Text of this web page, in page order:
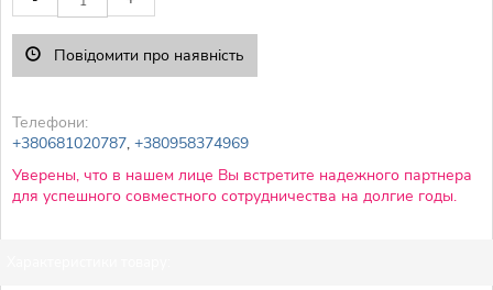
Повідомити про наявність
Телефони:
+380681020787, +380958374969
Уверены, что в нашем лице Вы встретите надежного партнера
для успешного совместного сотрудничества на долгие годы.